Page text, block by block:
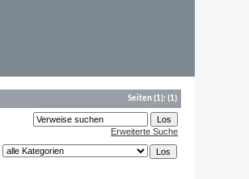
Seiten(1):(1)
Erweiterte Suche